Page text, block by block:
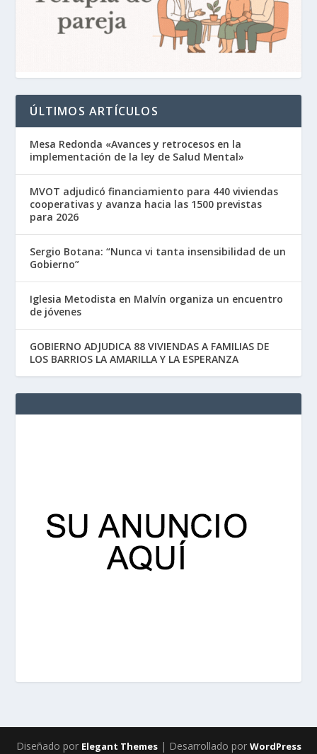
ÚLTIMOS ARTÍCULOS
Mesa Redonda «Avances y retrocesos en la
implementación de la ley de Salud Mental»
MVOT adjudicó financiamiento para 440 viviendas
cooperativas y avanza hacia las 1500 previstas
para 2026
Sergio Botana: “Nunca vi tanta insensibilidad de un
Gobierno”
Iglesia Metodista en Malvín organiza un encuentro
de jóvenes
GOBIERNO ADJUDICA 88 VIVIENDAS A FAMILIAS DE
LOS BARRIOS LA AMARILLA Y LA ESPERANZA
Diseñado por Elegant Themes| Desarrollado por WordPress